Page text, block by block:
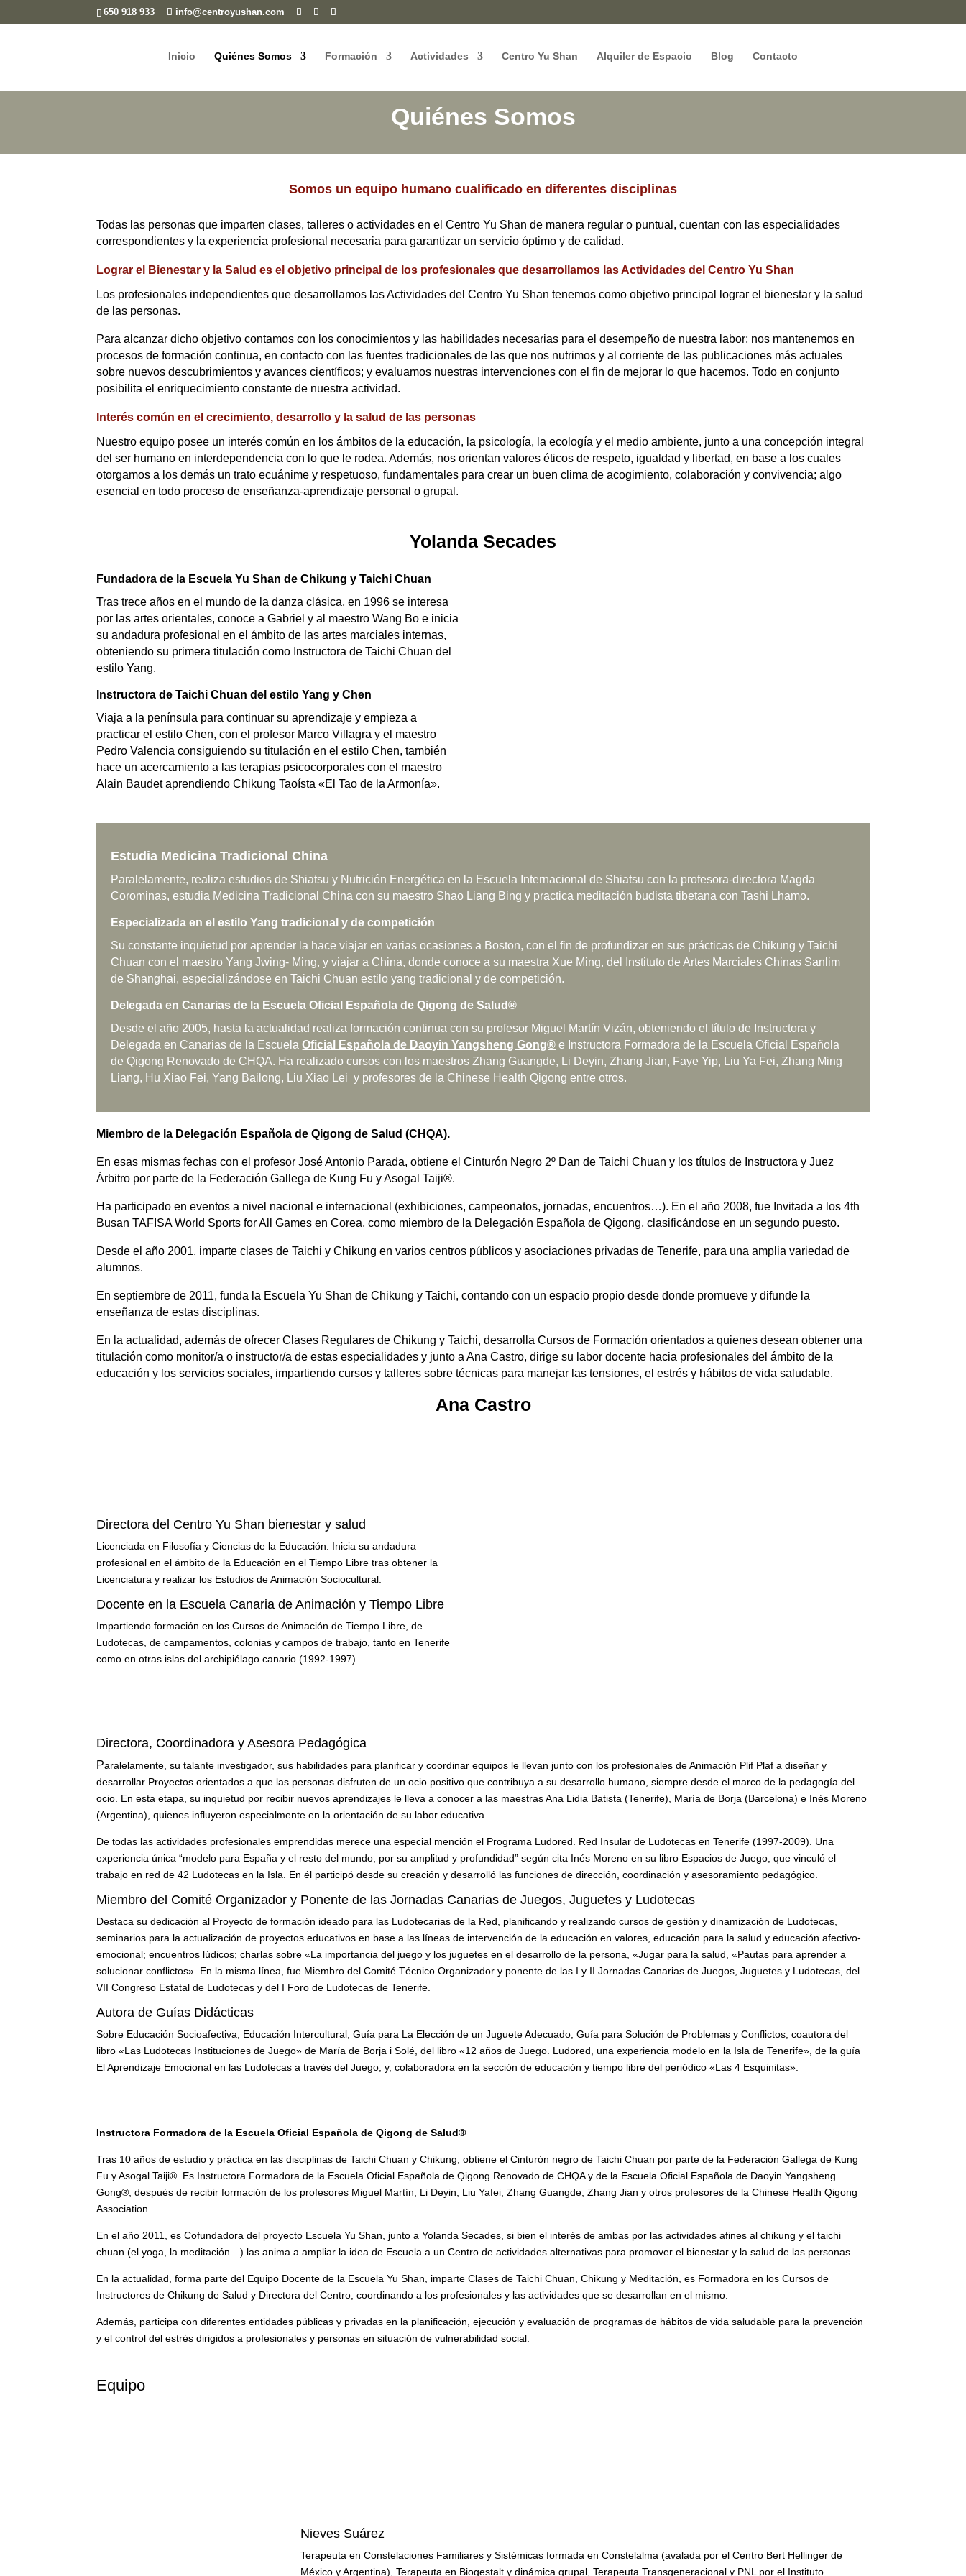
650 918 933 info@centroyushan.com
Inicio Quiénes Somos Formación Actividades Centro Yu Shan Alquiler de Espacio Blog Contacto
Quiénes Somos
Somos un equipo humano cualificado en diferentes disciplinas
Todas las personas que imparten clases, talleres o actividades en el Centro Yu Shan de manera regular o puntual, cuentan con las especialidades
correspondientes y la experiencia profesional necesaria para garantizar un servicio óptimo y de calidad.
Lograr el Bienestar y la Salud es el objetivo principal de los profesionales que desarrollamos las Actividades del Centro Yu Shan
Los profesionales independientes que desarrollamos las Actividades del Centro Yu Shan tenemos como objetivo principal lograr el bienestar y la salud
de las personas.
Para alcanzar dicho objetivo contamos con los conocimientos y las habilidades necesarias para el desempeño de nuestra labor; nos mantenemos en
procesos de formación continua, en contacto con las fuentes tradicionales de las que nos nutrimos y al corriente de las publicaciones más actuales
sobre nuevos descubrimientos y avances científicos; y evaluamos nuestras intervenciones con el fin de mejorar lo que hacemos. Todo en conjunto
posibilita el enriquecimiento constante de nuestra actividad.
Interés común en el crecimiento, desarrollo y la salud de las personas
Nuestro equipo posee un interés común en los ámbitos de la educación, la psicología, la ecología y el medio ambiente, junto a una concepción integral
del ser humano en interdependencia con lo que le rodea. Además, nos orientan valores éticos de respeto, igualdad y libertad, en base a los cuales
otorgamos a los demás un trato ecuánime y respetuoso, fundamentales para crear un buen clima de acogimiento, colaboración y convivencia; algo
esencial en todo proceso de enseñanza-aprendizaje personal o grupal.
Yolanda Secades
Fundadora de la Escuela Yu Shan de Chikung y Taichi Chuan
Tras trece años en el mundo de la danza clásica, en 1996 se interesa
por las artes orientales, conoce a Gabriel y al maestro Wang Bo e inicia
su andadura profesional en el ámbito de las artes marciales internas,
obteniendo su primera titulación como Instructora de Taichi Chuan del
estilo Yang.
Instructora de Taichi Chuan del estilo Yang y Chen
Viaja a la península para continuar su aprendizaje y empieza a
practicar el estilo Chen, con el profesor Marco Villagra y el maestro
Pedro Valencia consiguiendo su titulación en el estilo Chen, también
hace un acercamiento a las terapias psicocorporales con el maestro
Alain Baudet aprendiendo Chikung Taoísta «El Tao de la Armonía».
Estudia Medicina Tradicional China
Paralelamente, realiza estudios de Shiatsu y Nutrición Energética en la Escuela Internacional de Shiatsu con la profesora-directora Magda
Corominas, estudia Medicina Tradicional China con su maestro Shao Liang Bing y practica meditación budista tibetana con Tashi Lhamo.
Especializada en el estilo Yang tradicional y de competición
Su constante inquietud por aprender la hace viajar en varias ocasiones a Boston, con el fin de profundizar en sus prácticas de Chikung y Taichi
Chuan con el maestro Yang Jwing- Ming, y viajar a China, donde conoce a su maestra Xue Ming, del Instituto de Artes Marciales Chinas Sanlim
de Shanghai, especializándose en Taichi Chuan estilo yang tradicional y de competición.
Delegada en Canarias de la Escuela Oficial Española de Qigong de Salud®
Desde el año 2005, hasta la actualidad realiza formación continua con su profesor Miguel Martín Vizán, obteniendo el título de Instructora y
Delegada en Canarias de la EscuelaOficial Española de Daoyin Yangsheng Gong® e Instructora Formadora de la Escuela Oficial Española
de Qigong Renovado de CHQA. Ha realizado cursos con los maestros Zhang Guangde, Li Deyin, Zhang Jian, Faye Yip, Liu Ya Fei, Zhang Ming
Liang, Hu Xiao Fei, Yang Bailong, Liu Xiao Lei y profesores de la Chinese Health Qigong entre otros.
Miembro de la Delegación Española de Qigong de Salud (CHQA).
En esas mismas fechas con el profesor José Antonio Parada, obtiene el Cinturón Negro 2º Dan de Taichi Chuan y los títulos de Instructora y Juez
Árbitro por parte de la Federación Gallega de Kung Fu y Asogal Taiji®.
Ha participado en eventos a nivel nacional e internacional (exhibiciones, campeonatos, jornadas, encuentros…). En el año 2008, fue Invitada a los 4th
Busan TAFISA World Sports for All Games en Corea, como miembro de la Delegación Española de Qigong, clasificándose en un segundo puesto.
Desde el año 2001, imparte clases de Taichi y Chikung en varios centros públicos y asociaciones privadas de Tenerife, para una amplia variedad de
alumnos.
En septiembre de 2011, funda la Escuela Yu Shan de Chikung y Taichi, contando con un espacio propio desde donde promueve y difunde la
enseñanza de estas disciplinas.
En la actualidad, además de ofrecer Clases Regulares de Chikung y Taichi, desarrolla Cursos de Formación orientados a quienes desean obtener una
titulación como monitor/a o instructor/a de estas especialidades y junto a Ana Castro, dirige su labor docente hacia profesionales del ámbito de la
educación y los servicios sociales, impartiendo cursos y talleres sobre técnicas para manejar las tensiones, el estrés y hábitos de vida saludable.
Ana Castro
Directora del Centro Yu Shan bienestar y salud
Licenciada en Filosofía y Ciencias de la Educación. Inicia su andadura
profesional en el ámbito de la Educación en el Tiempo Libre tras obtener la
Licenciatura y realizar los Estudios de Animación Sociocultural.
Docente en la Escuela Canaria de Animación y Tiempo Libre
Impartiendo formación en los Cursos de Animación de Tiempo Libre, de
Ludotecas, de campamentos, colonias y campos de trabajo, tanto en Tenerife
como en otras islas del archipiélago canario (1992-1997).
Directora, Coordinadora y Asesora Pedagógica
Paralelamente, su talante investigador, sus habilidades para planificar y coordinar equipos le llevan junto con los profesionales de Animación Plif Plaf a diseñar y
desarrollar Proyectos orientados a que las personas disfruten de un ocio positivo que contribuya a su desarrollo humano, siempre desde el marco de la pedagogía del
ocio. En esta etapa, su inquietud por recibir nuevos aprendizajes le lleva a conocer a las maestras Ana Lidia Batista (Tenerife), María de Borja (Barcelona) e Inés Moreno
(Argentina), quienes influyeron especialmente en la orientación de su labor educativa.
De todas las actividades profesionales emprendidas merece una especial mención el Programa Ludored. Red Insular de Ludotecas en Tenerife (1997-2009). Una
experiencia única “modelo para España y el resto del mundo, por su amplitud y profundidad” según cita Inés Moreno en su libro Espacios de Juego, que vinculó el
trabajo en red de 42 Ludotecas en la Isla. En él participó desde su creación y desarrolló las funciones de dirección, coordinación y asesoramiento pedagógico.
Miembro del Comité Organizador y Ponente de las Jornadas Canarias de Juegos, Juguetes y Ludotecas
Destaca su dedicación al Proyecto de formación ideado para las Ludotecarias de la Red, planificando y realizando cursos de gestión y dinamización de Ludotecas,
seminarios para la actualización de proyectos educativos en base a las líneas de intervención de la educación en valores, educación para la salud y educación afectivo-
emocional; encuentros lúdicos; charlas sobre «La importancia del juego y los juguetes en el desarrollo de la persona, «Jugar para la salud, «Pautas para aprender a
solucionar conflictos». En la misma línea, fue Miembro del Comité Técnico Organizador y ponente de las I y II Jornadas Canarias de Juegos, Juguetes y Ludotecas, del
VII Congreso Estatal de Ludotecas y del I Foro de Ludotecas de Tenerife.
Autora de Guías Didácticas
Sobre Educación Socioafectiva, Educación Intercultural, Guía para La Elección de un Juguete Adecuado, Guía para Solución de Problemas y Conflictos; coautora del
libro «Las Ludotecas Instituciones de Juego» de María de Borja i Solé, del libro «12 años de Juego. Ludored, una experiencia modelo en la Isla de Tenerife», de la guía
El Aprendizaje Emocional en las Ludotecas a través del Juego; y, colaboradora en la sección de educación y tiempo libre del periódico «Las 4 Esquinitas».
Instructora Formadora de la Escuela Oficial Española de Qigong de Salud®
Tras 10 años de estudio y práctica en las disciplinas de Taichi Chuan y Chikung, obtiene el Cinturón negro de Taichi Chuan por parte de la Federación Gallega de Kung
Fu y Asogal Taiji®. Es Instructora Formadora de la Escuela Oficial Española de Qigong Renovado de CHQA y de la Escuela Oficial Española de Daoyin Yangsheng
Gong®, después de recibir formación de los profesores Miguel Martín, Li Deyin, Liu Yafei, Zhang Guangde, Zhang Jian y otros profesores de la Chinese Health Qigong
Association.
En el año 2011, es Cofundadora del proyecto Escuela Yu Shan, junto a Yolanda Secades, si bien el interés de ambas por las actividades afines al chikung y el taichi
chuan (el yoga, la meditación…) las anima a ampliar la idea de Escuela a un Centro de actividades alternativas para promover el bienestar y la salud de las personas.
En la actualidad, forma parte del Equipo Docente de la Escuela Yu Shan, imparte Clases de Taichi Chuan, Chikung y Meditación, es Formadora en los Cursos de
Instructores de Chikung de Salud y Directora del Centro, coordinando a los profesionales y las actividades que se desarrollan en el mismo.
Además, participa con diferentes entidades públicas y privadas en la planificación, ejecución y evaluación de programas de hábitos de vida saludable para la prevención
y el control del estrés dirigidos a profesionales y personas en situación de vulnerabilidad social.
Equipo
Nieves Suárez
Terapeuta en Constelaciones Familiares y Sistémicas formada en Constelalma (avalada por el Centro Bert Hellinger de
México y Argentina), Terapeuta en Biogestalt y dinámica grupal, Terapeuta Transgeneracional y PNL por el Instituto